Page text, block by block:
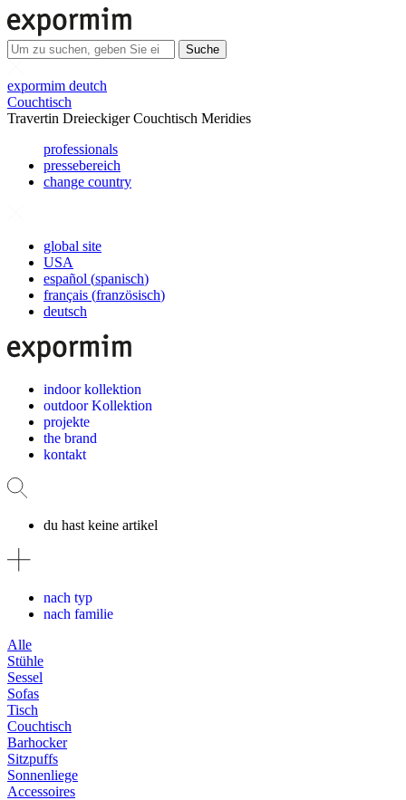
Suche
expormim deutch
Couchtisch
Travertin Dreieckiger Couchtisch Meridies
professionals
pressebereich
change country
global site
USA
español (spanisch)
français (französisch)
deutsch
indoor kollektion
outdoor Kollektion
projekte
the brand
kontakt
du hast keine artikel
nach typ
nach familie
Alle
Stühle
Sessel
Sofas
Tisch
Couchtisch
Barhocker
Sitzpuffs
Sonnenliege
Accessoires